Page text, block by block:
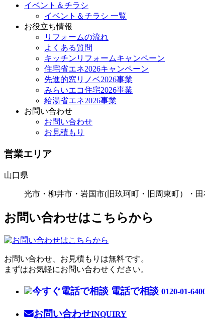
イベント＆チラシ
イベント＆チラシ 一覧
お役立ち情報
リフォームの流れ
よくある質問
キッチンリフォームキャンペーン
住宅省エネ2026キャンペーン
先進的窓リノベ2026事業
みらいエコ住宅2026事業
給湯省エネ2026事業
お問い合わせ
お問い合わせ
お見積もり
営業エリア
山口県
光市・柳井市・岩国市(旧玖珂町・旧周東町）・
お問い合わせはこちらから
お問い合わせ、お見積もりは無料です。
まずはお気軽にお問い合わせください。
電話で相談 0120-01-
お問い合わせINQUIRY